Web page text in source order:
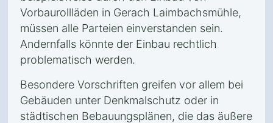
Vorbaurollläden in Gerach Laimbachsmühle,
müssen alle Parteien einverstanden sein.
Andernfalls könnte der Einbau rechtlich
problematisch werden.
Besondere Vorschriften greifen vor allem bei
Gebäuden unter Denkmalschutz oder in
städtischen Bebauungsplänen, die das äußere